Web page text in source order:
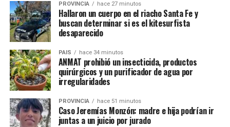
PROVINCIA hace 27 minutos
Hallaron un cuerpo en el riacho Santa Fe y
buscan determinar si es el kitesurfista
desaparecido
PAIS hace 34 minutos
ANMAT prohibió un insecticida, productos
quirúrgicos y un purificador de agua por
irregularidades
PROVINCIA hace 51 minutos
Caso Jeremías Monzón: madre e hija podrían ir
juntas a un juicio por jurado